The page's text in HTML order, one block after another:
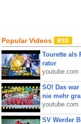
Popular Videos
Tourette als
rator
youtube.com
SO! Das
nie mehr
youtube.com
SV Werder